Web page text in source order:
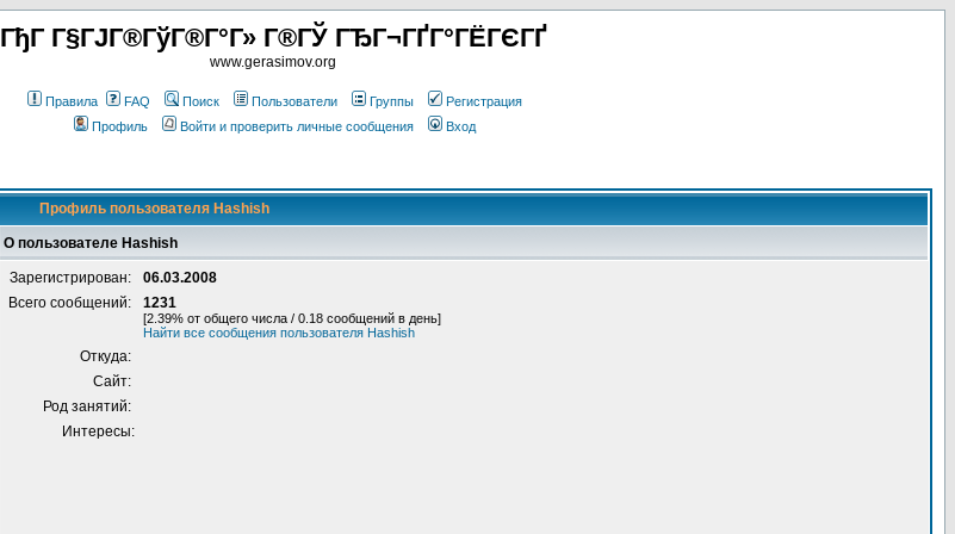
ГђГ Г§ГЈГ®ГўГ®Г°Г» Г®ГЎ ГЂГ¬ГҐГ°ГЁГЄГҐ
www.gerasimov.org
Правила FAQ Поиск Пользователи Группы
Регистрация
Профиль
Войти и проверить личные сообщения Вход
Профиль пользователя Hashish
О пользователе Hashish
Зарегистрирован:
06.03.2008
Всего сообщений:
1231
[2.39% от общего числа / 0.18 сообщений в день]
Найти все сообщения пользователя Hashish
Откуда:
Сайт:
Род занятий:
Интересы: